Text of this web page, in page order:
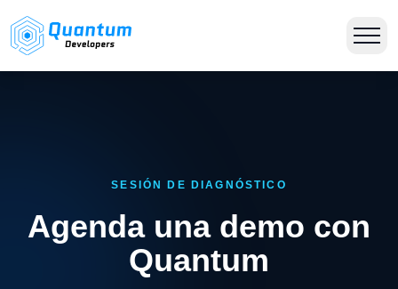
SESIÓN DE DIAGNÓSTICO
Agenda una demo con
Quantum